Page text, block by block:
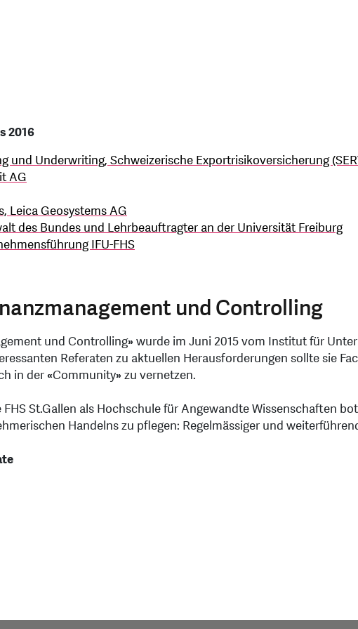
2016
und Underwriting, Schweizerische Exportrisikoversicherung
AG
Leica Geosystems AG
des Bundes und Lehrbeauftragter an der Universität Freiburg
IFU-FHS
und Controlling
und Controlling»wurde im Juni 2015 vom Institut für
Referaten zu aktuellen Herausforderungen sollte sie
in der«Community»zu vernetzen.
St.Gallen als Hochschule für Angewandte Wissenschaften
Handelns zu pflegen: Regelmässiger und